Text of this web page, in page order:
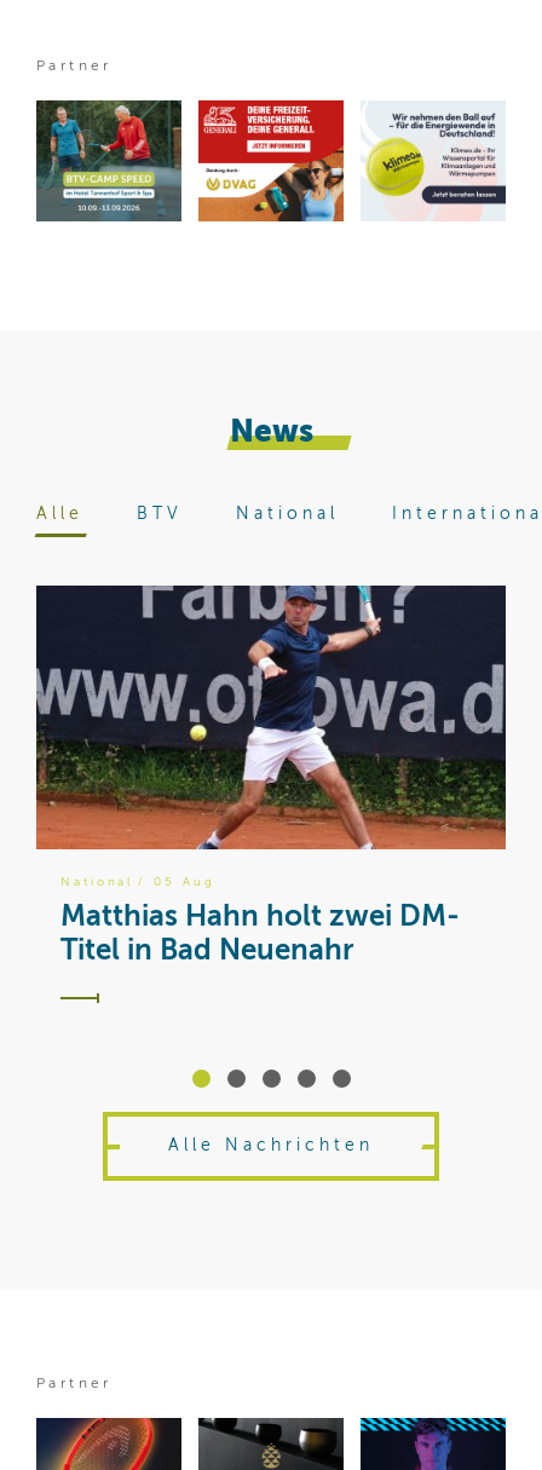
Partner
News
Alle BTV National
National / 05 Aug
Matthias Hahn holt zwei DM-
Titel in Bad Neuenahr
Alle Nachrichten
Partner